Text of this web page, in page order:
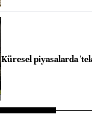
Küresel piyasalarda